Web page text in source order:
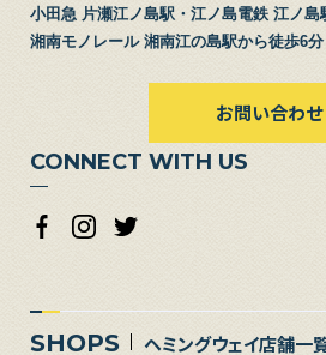
小田急 片瀬江ノ島駅・江ノ島電鉄 江ノ島
湘南モノレール 湘南江の島駅から徒歩6分
お問い合わせ
CONNECT WITH US
SHOPS ヘミングウェイ店舗一